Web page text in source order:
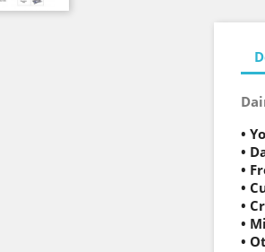
•
•
•
•
•
•
•